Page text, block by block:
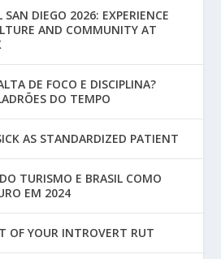
DIEGO 2026: EXPERIENCE
AND COMMUNITY AT
DE FOCO E DISCIPLINA?
DO TEMPO
AS STANDARDIZED PATIENT
TURISMO E BRASIL COMO
EM 2024
OF YOUR INTROVERT RUT